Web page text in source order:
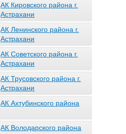
АК Кировского района г.
Астрахани
АК Ленинского района г.
Астрахани
АК Советского района г.
Астрахани
АК Трусовского района г.
Астрахани
АК Ахтубинского района
АК Володарского района